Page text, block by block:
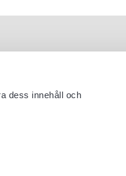
dess innehåll och